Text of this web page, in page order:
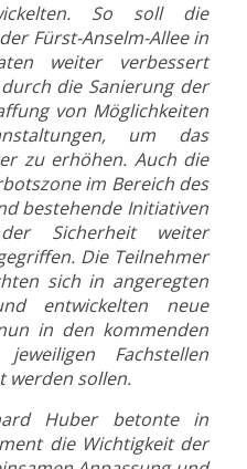
So soll die
Fürst-Anselm-Allee in
weiter verbessert
die Sanierung der
von Möglichkeiten
um das
zu erhöhen. Auch die
im Bereich des
bestehende Initiativen
Sicherheit weiter
Die Teilnehmer
sich in angeregten
entwickelten neue
in den kommenden
Fachstellen
werden sollen.
Huber betonte in
die Wichtigkeit der